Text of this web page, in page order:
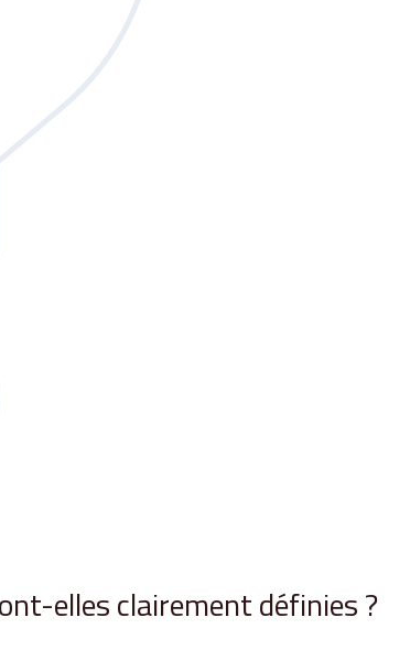
elles clairement définies ?